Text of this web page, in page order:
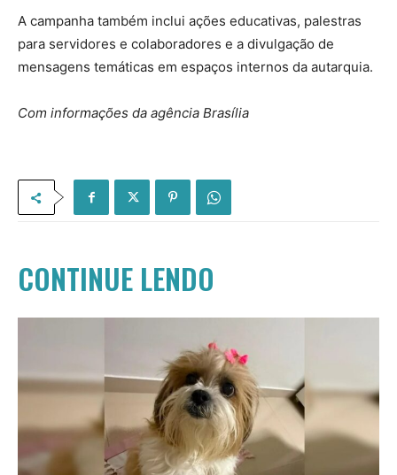
A campanha também inclui ações educativas, palestras
para servidores e colaboradores e a divulgação de
mensagens temáticas em espaços internos da autarquia.
Com informações da agência Brasília
CONTINUE LENDO